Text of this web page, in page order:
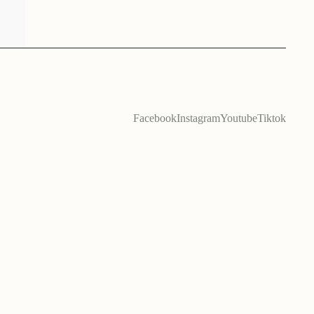
FacebookInstagramYoutubeTiktok